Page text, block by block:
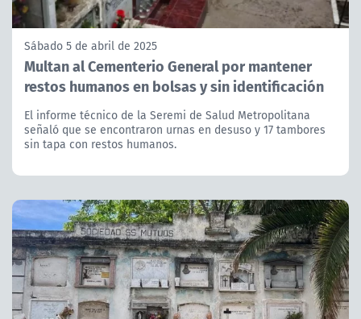
Sábado 5 de abril de 2025
Multan al Cementerio General por mantener
restos humanos en bolsas y sin identificación
El informe técnico de la Seremi de Salud Metropolitana
señaló que se encontraron urnas en desuso y 17 tambores
sin tapa con restos humanos.